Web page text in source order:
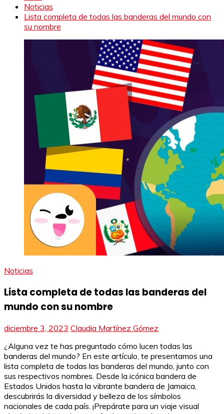
Noticias
Lista completa de todas las banderas del mundo con
su nombre
Noticias
Lista completa de todas las banderas del
mundo con su nombre
diciembre 3, 2023 Claudia Martínez Gómez
¿Alguna vez te has preguntado cómo lucen todas las
banderas del mundo? En este artículo, te presentamos una
lista completa de todas las banderas del mundo, junto con
sus respectivos nombres. Desde la icónica bandera de
Estados Unidos hasta la vibrante bandera de Jamaica,
descubrirás la diversidad y belleza de los símbolos
nacionales de cada país. ¡Prepárate para un viaje visual